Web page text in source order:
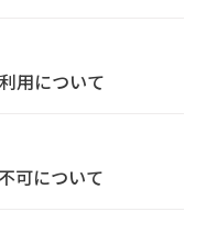
用について
可について